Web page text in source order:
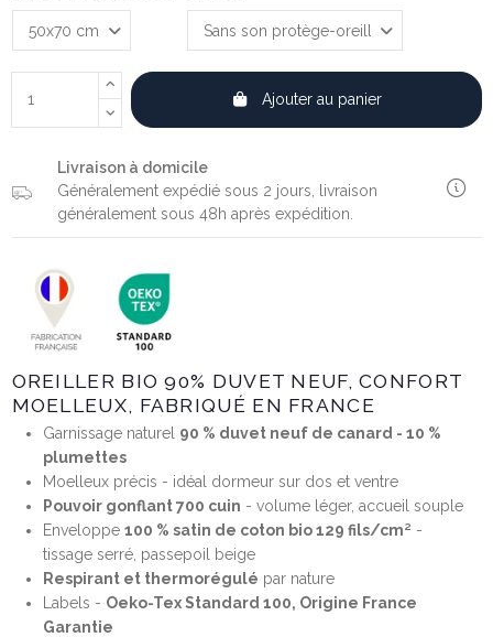
(2 avis)
Ajouter au panier
Livraison à domicile
Généralement expédié sous 2 jours, livraison
généralement sous 48h après expédition.
OREILLER BIO 90% DUVET NEUF, CONFORT
MOELLEUX, FABRIQUÉ EN FRANCE
Garnissage naturel 90 % duvet neuf de canard - 10 %
plumettes
Moelleux précis - idéal dormeur sur dos et ventre
Pouvoir gonflant 700 cuin - volume léger, accueil souple
Enveloppe 100 % satin de coton bio 129 fils/cm² -
tissage serré, passepoil beige
Respirant et thermorégulé par nature
Labels - Oeko-Tex Standard 100, Origine France
Garantie